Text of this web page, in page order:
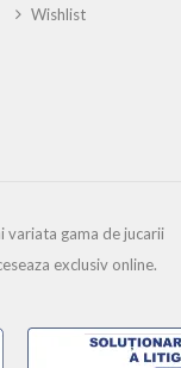
Wishlist
variata gama de jucarii
exclusiv online.